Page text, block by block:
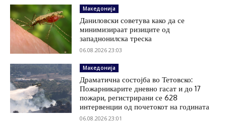
Македонија
Даниловски советува како да се
минимизираат ризиците од
западнонилска треска
06.08.2026 23:03
Македонија
Драматична состојба во Тетовско:
Пожарникарите дневно гасат и до 17
пожари, регистрирани се 628
интервенции од почетокот на годината
06.08.2026 23:01